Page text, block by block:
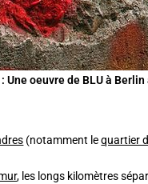
Une oeuvre de BLU à
(notamment lequartier
, les longs kilomètres